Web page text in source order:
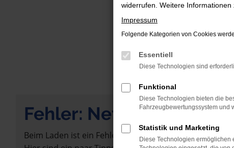
Fehler: Network Error
Beim Laden ist ein Fehler aufgetreten.
widerrufen. Weitere
Impressum
Folgende Kategorien von Cookies
Essentiell
Diese Technologien sind
Funktional
Diese Technologien bieten die
Fahrzeugbewertungssystem und
Statistik und Marketing
Diese Technologien ermöglichen